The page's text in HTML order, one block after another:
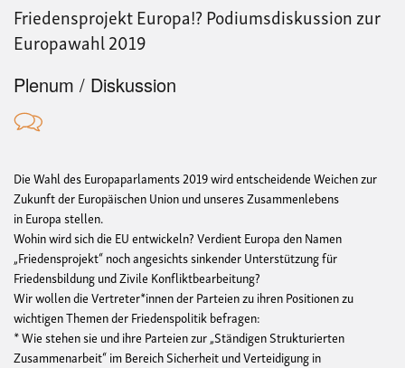
Friedensprojekt Europa!? Podiumsdiskussion zur
Europawahl 2019
Plenum / Diskussion
Die Wahl des Europaparlaments 2019 wird entscheidende Weichen zur
Zukunft der Europäischen Union und unseres Zusammenlebens
in Europa stellen.
Wohin wird sich die EU entwickeln? Verdient Europa den Namen
„Friedensprojekt“ noch angesichts sinkender Unterstützung für
Friedensbildung und Zivile Konfliktbearbeitung?
Wir wollen die Vertreter*innen der Parteien zu ihren Positionen zu
wichtigen Themen der Friedenspolitik befragen:
* Wie stehen sie und ihre Parteien zur „Ständigen Strukturierten
Zusammenarbeit“ im Bereich Sicherheit und Verteidigung in